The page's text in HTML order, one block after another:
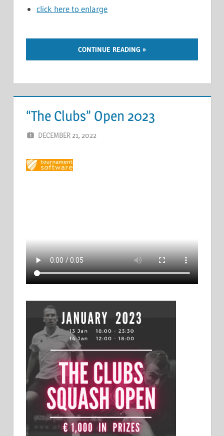
click here to enlarge
CONTINUE READING
“The Clubs” Open 2023
DECEMBER 21, 2022